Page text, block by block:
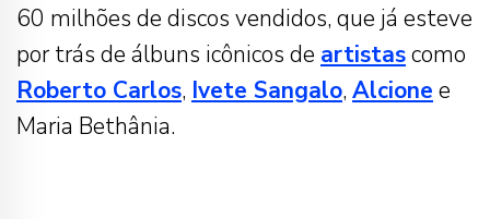
60 milhões de discos vendidos, que já esteve
por trás de álbuns icônicos de artistascomo
Roberto Carlos, Ivete Sangalo, Alcione e
Maria Bethânia.